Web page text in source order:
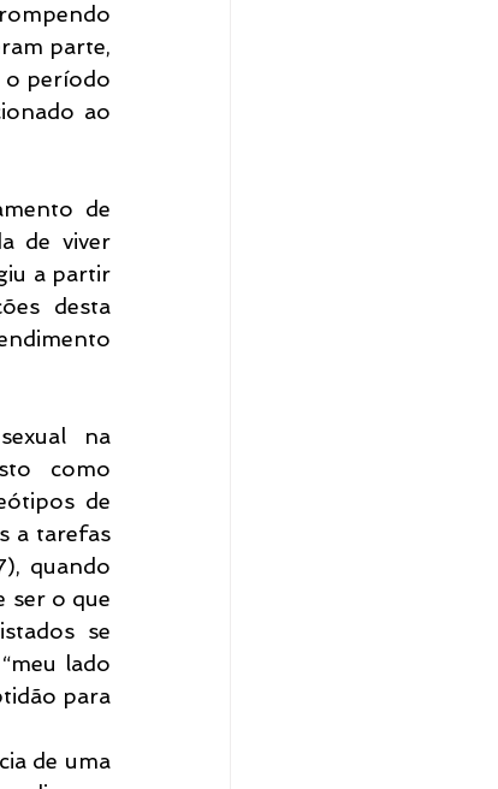
parte,
o período
ao
de
de viver
a partir
desta
na
como
de
a tarefas
quando
ser o que
se
lado
para
de uma